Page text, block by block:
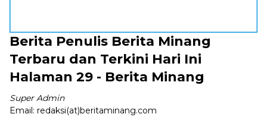
Berita Penulis Berita Minang
Terbaru dan Terkini Hari Ini
Halaman 29 - Berita Minang
Super Admin
Email: redaksi(at)beritaminang.com